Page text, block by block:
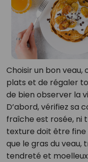
Choisir un bon veau,
plats et de régaler
de bien observer la
D’abord, vérifiez sa
fraîche est rosée, ni
texture doit être fine
que le gras du veau,
tendreté et